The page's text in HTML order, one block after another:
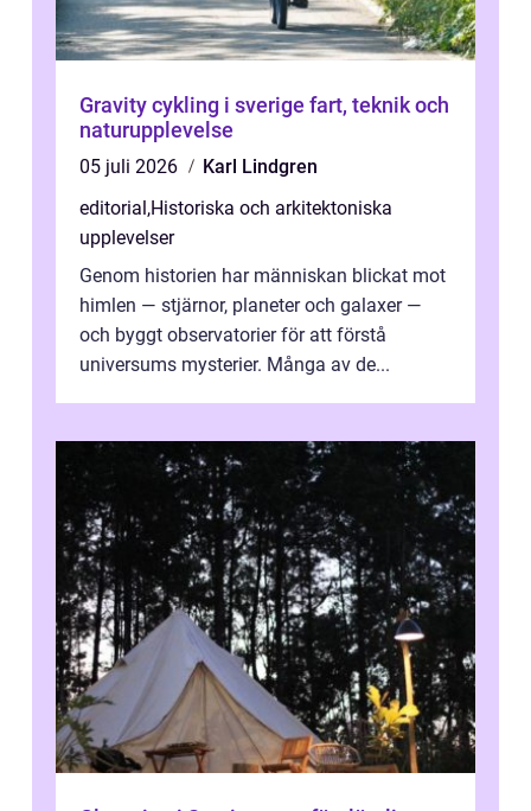
Gravity cykling i sverige fart, teknik och
naturupplevelse
05 juli 2026
Karl Lindgren
editorial,Historiska och arkitektoniska
upplevelser
Genom historien har människan blickat mot
himlen — stjärnor, planeter och galaxer —
och byggt observatorier för att förstå
universums mysterier. Många av de...